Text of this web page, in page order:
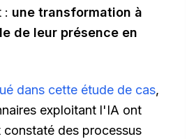
: une transformation à
de leur présence en
dans cette étude de cas,
exploitant l'IA ont
constaté des processus